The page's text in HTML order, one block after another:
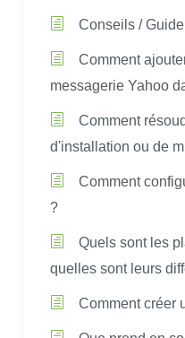
Conseils / Guide
Comment
messagerie Yahoo
Comment
d'installation ou de
Comment
?
Quels sont les
quelles sont leurs
Comment créer